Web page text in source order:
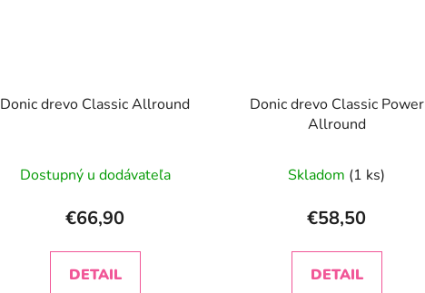
Donic drevo Classic Allround
Dostupný u dodávateľa
€66,90
DETAIL
Donic drevo Classic Power
Allround
Skladom (1 ks)
€58,50
DETAIL